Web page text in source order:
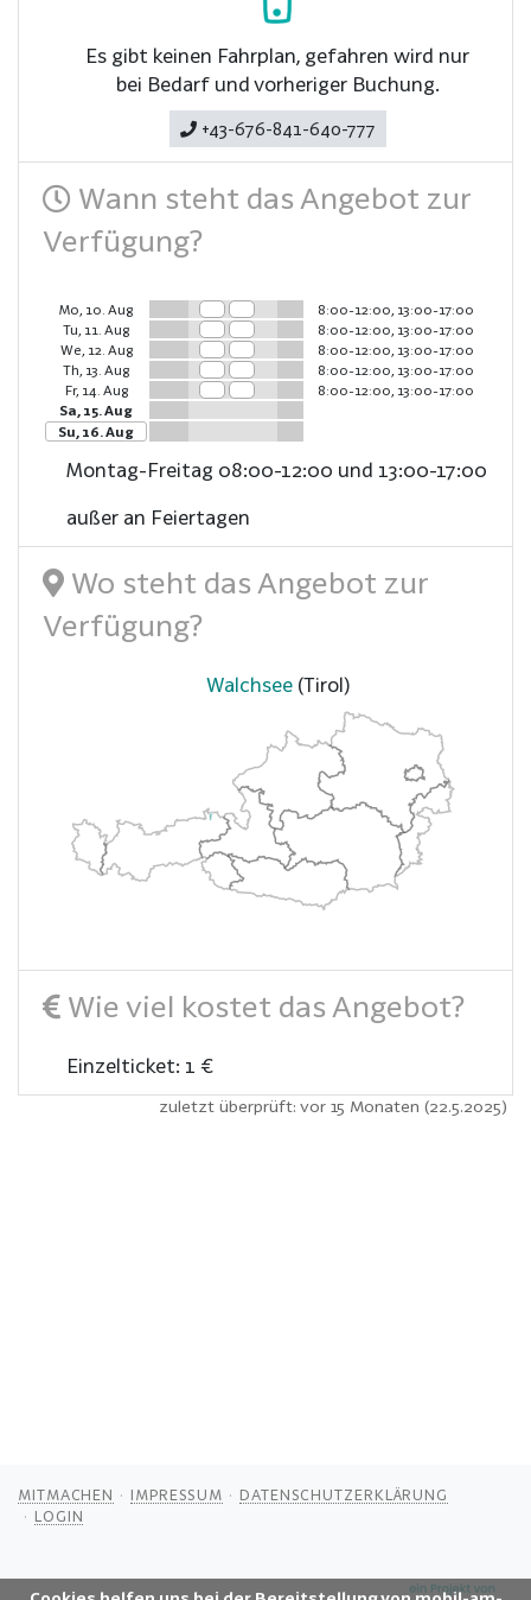
Es gibt keinen Fahrplan, gefahren wird nur
bei Bedarf und vorheriger Buchung.
+43-676-841-640-777
Wann steht das Angebot zur
Verfügung?
Mo, 10. Aug
8:00-12:00, 13:00-17:00
Tu, 11. Aug
8:00-12:00, 13:00-17:00
We, 12. Aug
8:00-12:00, 13:00-17:00
Th, 13. Aug
8:00-12:00, 13:00-17:00
Fr, 14. Aug
8:00-12:00, 13:00-17:00
Sa, 15. Aug
Su, 16. Aug
Montag-Freitag 08:00-12:00 und 13:00-17:00
außer an Feiertagen
Wo steht das Angebot zur
Verfügung?
Walchsee(Tirol)
Wie viel kostet das Angebot?
Einzelticket: 1 €
zuletzt überprüft: vor 15 Monaten (22.5.2025)
MITMACHEN IMPRESSUM
DATENSCHUTZERKLÄRUNG
LOGIN